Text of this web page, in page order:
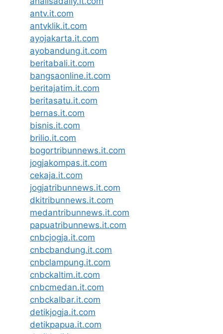
antv.it.com
antvklik.it.com
ayojakarta.it.com
ayobandung.it.com
beritabali.it.com
bangsaonline.it.com
beritajatim.it.com
beritasatu.it.com
bernas.it.com
bisnis.it.com
brilio.it.com
bogortribunnews.it.com
jogjakompas.it.com
cekaja.it.com
jogjatribunnews.it.com
dkitribunnews.it.com
medantribunnews.it.com
papuatribunnews.it.com
cnbcjogja.it.com
cnbcbandung.it.com
cnbclampung.it.com
cnbckaltim.it.com
cnbcmedan.it.com
cnbckalbar.it.com
detikjogja.it.com
detikpapua.it.com